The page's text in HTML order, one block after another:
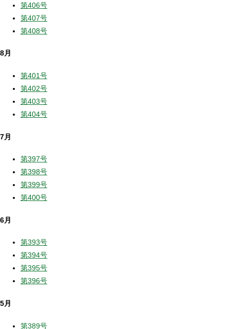
第406号
第407号
第408号
8月
第401号
第402号
第403号
第404号
7月
第397号
第398号
第399号
第400号
6月
第393号
第394号
第395号
第396号
5月
第389号